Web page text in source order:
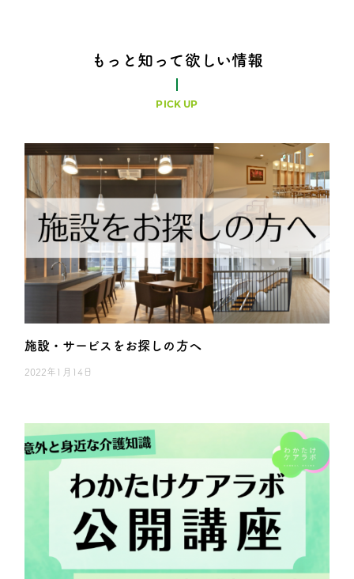
もっと知って欲しい情報
PICK UP
施設・サービスをお探しの方へ
2022年1月14日